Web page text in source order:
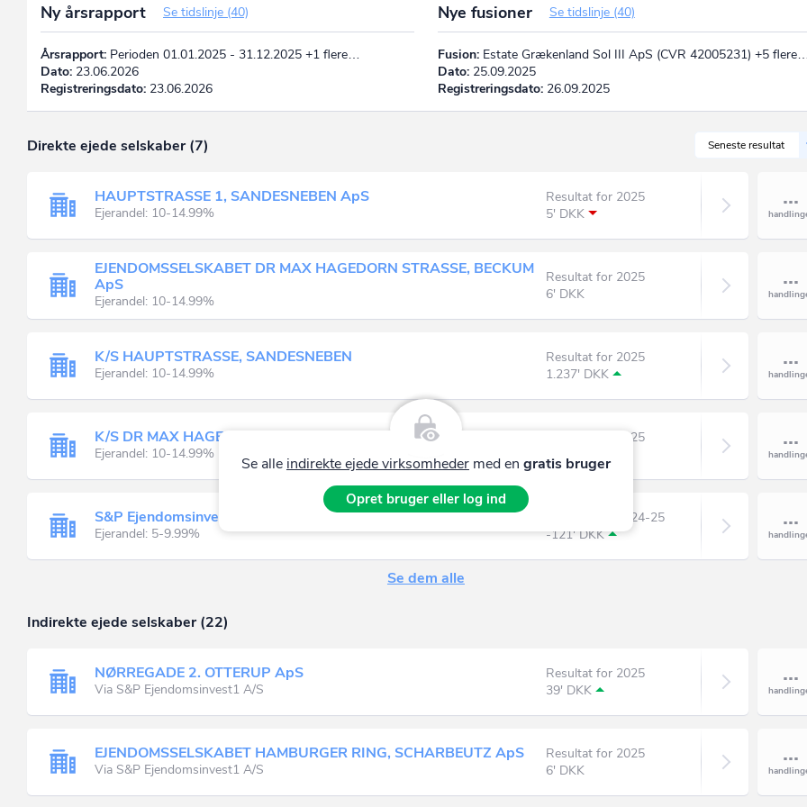
Ny årsrapport Se tidslinje (40)
Årsrapport: Perioden 01.01.2025 - 31.12.2025 +1 flere…
Dato: 23.06.2026
Registreringsdato: 23.06.2026
Nye fusioner Se tidslinje (40)
Fusion:Estate Grækenland Sol III ApS (CVR 42005231) +5
Dato:25.09.2025
Registreringsdato:26.09.2025
Seneste resultat
Direkte ejede selskaber (7)
HAUPTSTRASSE 1, SANDESNEBEN ApS
Ejerandel: 10-14.99%
Resultat for 2025
5' DKK
EJENDOMSSELSKABET DR MAX HAGEDORN STRASSE, BECKUM
ApS
Ejerandel: 10-14.99%
Resultat for 2025
6' DKK
K/S HAUPTSTRASSE, SANDESNEBEN
Ejerandel: 10-14.99%
Resultat for 2025
1.237' DKK
K/S DR MAX HAGEDORN STRASSE, BECKUM
Ejerandel: 10-14.99%
Resultat for 2025
S&P Ejendomsinvest1 A/S
Ejerandel: 5-9.99%
Resultat for 2024-25
-121' DKK
Se dem alle
Indirekte ejede selskaber (22)
NØRREGADE 2. OTTERUP ApS
Via S&P Ejendomsinvest1 A/S
Resultat for 2025
39' DKK
EJENDOMSSELSKABET HAMBURGER RING, SCHARBEUTZ ApS
Via S&P Ejendomsinvest1 A/S
Resultat for 2025
6' DKK
Se alle indirekte ejede virksomhedermed en gratis bruger
Opret bruger eller log ind